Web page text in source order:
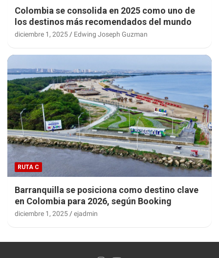
Colombia se consolida en 2025 como uno de
los destinos más recomendados del mundo
diciembre 1, 2025 Edwing Joseph Guzman
RUTA C
Barranquilla se posiciona como destino clave
en Colombia para 2026, según Booking
diciembre 1, 2025 ejadmin